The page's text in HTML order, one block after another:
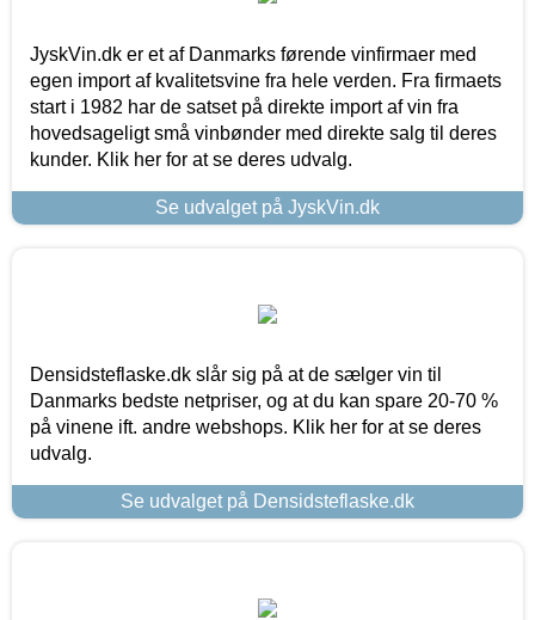
JyskVin.dk er et af Danmarks førende vinfirmaer med
egen import af kvalitetsvine fra hele verden. Fra firmaets
start i 1982 har de satset på direkte import af vin fra
hovedsageligt små vinbønder med direkte salg til deres
kunder. Klik her for at se deres udvalg.
Se udvalget på JyskVin.dk
Densidsteflaske.dk slår sig på at de sælger vin til
Danmarks bedste netpriser, og at du kan spare 20-70 %
på vinene ift. andre webshops. Klik her for at se deres
udvalg.
Se udvalget på Densidsteflaske.dk